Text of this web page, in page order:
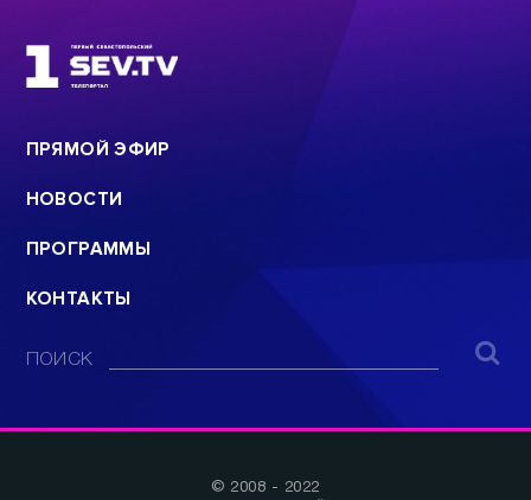
ПРЯМОЙ ЭФИР
НОВОСТИ
ПРОГРАММЫ
КОНТАКТЫ
ПОИСК
© 2008 - 2022